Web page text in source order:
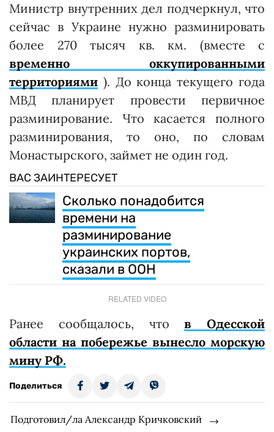
Министр внутренних дел подчеркнул, что
сейчас в Украине нужно разминировать
более 270 тысяч кв. км. (вместе с
временно оккупированными
территориями ). До конца текущего года
МВД планирует провести первичное
разминирование. Что касается полного
разминирования, то оно, по словам
Монастырского, займет не один год.
ВАС ЗАИНТЕРЕСУЕТ
Сколько понадобится
времени на
разминирование
украинских портов,
сказали в ООН
RELATED VIDEO
Ранее сообщалось, чтов Одесской
области на побережье вынесло морскую
мину РФ.
Поделиться
Подготовил/ла Александр Кричковский